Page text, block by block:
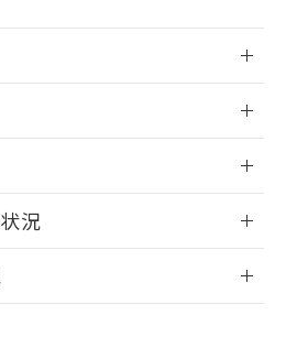
。
イン/会員登録
況
例
時点で非含有を証明す
って非含有を証明する
のフタル酸エステル類４
応完了までの期間は出
が混在することから備考
品への在庫切替を完了
、特段のことがない限
より割愛しておりま